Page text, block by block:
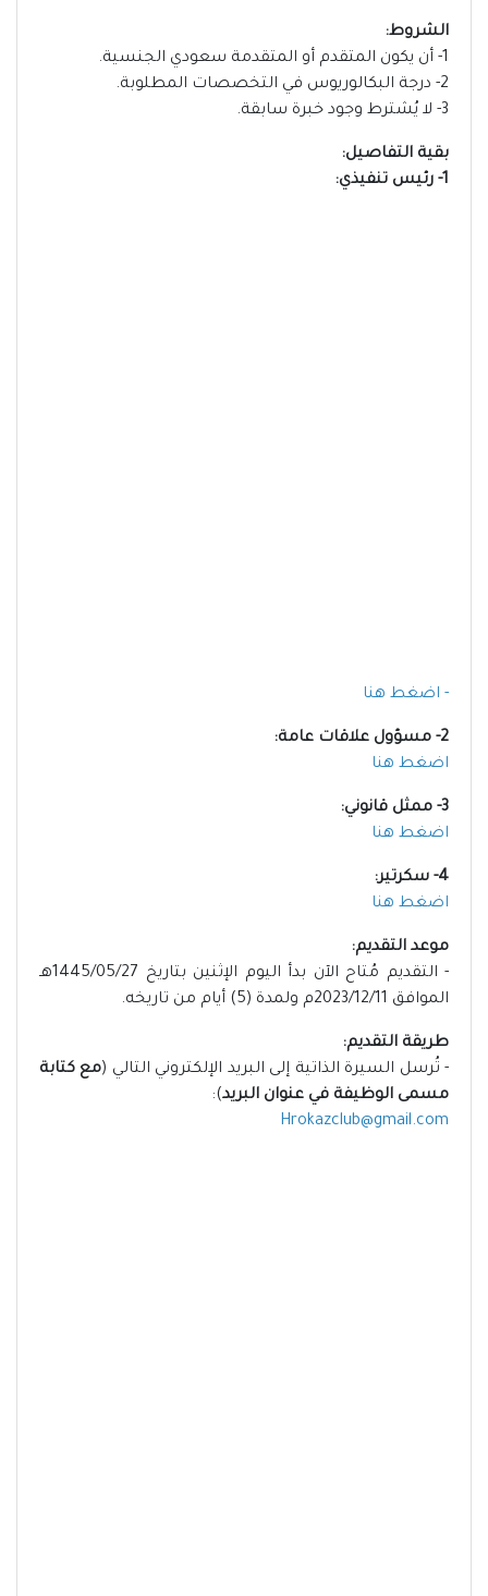
الشروط:
1- أن يكون المتقدم أو المتقدمة سعودي الجنسية.
2- درجة البكالوريوس في التخصصات المطلوبة.
3- لا يُشترط وجود خبرة سابقة.
بقية التفاصيل:
1- رئيس تنفيذي:
- اضغط هنا
2- مسؤول علاقات عامة:
اضغط هنا
3- ⁠ممثل قانوني:
اضغط هنا
4- ⁠سكرتير:
اضغط هنا
موعد التقديم:
- التقديم مُتاح الآن بدأ اليوم الإثنين بتاريخ 1445/05/27هـ
الموافق 2023/12/11م ولمدة (5) أيام من تاريخه.
طريقة التقديم:
- تُرسل السيرة الذاتية إلى البريد الإلكتروني التالي (مع كتابة
مسمى الوظيفة في عنوان البريد):
Hrokazclub@gmail.com